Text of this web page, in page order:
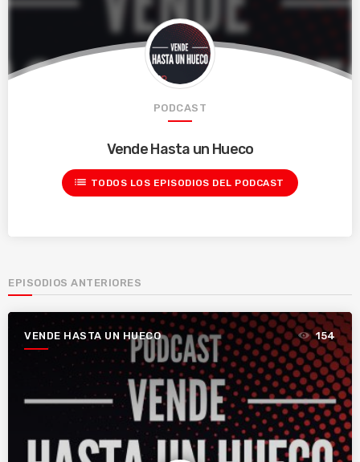
PODCAST
Vende Hasta un Hueco
list TODOS LOS EPISODIOS DEL PODCAST
EPISODIOS ANTERIORES
VENDE HASTA UN HUECO 154